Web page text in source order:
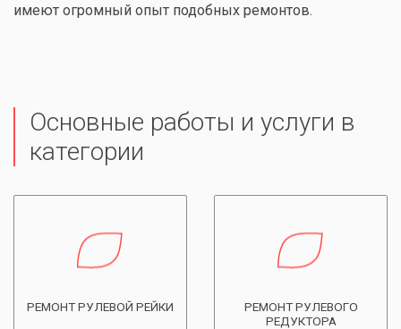
имеют огромный опыт подобных ремонтов.
Основные работы и услуги в
категории
РЕМОНТ РУЛЕВОЙ РЕЙКИ
РЕМОНТ РУЛЕВОГО
РЕДУКТОРА